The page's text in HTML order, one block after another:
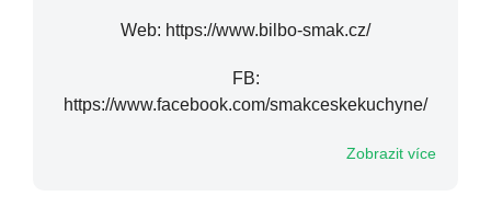
Web: https://www.bilbo-smak.cz/
FB:
https://www.facebook.com/smakceskekuchyne/
Zobrazit více